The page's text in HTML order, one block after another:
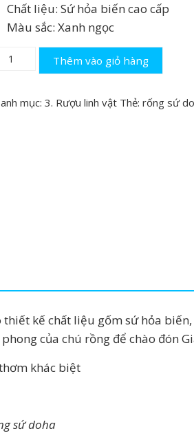
Chất liệu: Sứ hỏa biến cao cấp
Màu sắc: Xanh ngọc
RƯỢU
Thêm vào giỏ hàng
mục:3. Rượu linh vật Thẻ:rống sứ
kế chất liệu gốm sứ hỏa
của chú rồng để chào đón
khác biệt
sứ doha